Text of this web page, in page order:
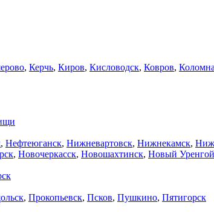
, Керчь, Киров, Кисловодск, Ковров, Коломна
, Нефтеюганск, Нижневартовск, Нижнекамск,
, Новочеркасск, Новошахтинск, Новый Уренгой
, Прокопьевск, Псков, Пушкино, Пятигорск